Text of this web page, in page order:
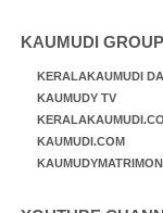
KAUMUDI GROUP
KERALAKAUMUDI
KAUMUDY TV
KAUMUDI.COM